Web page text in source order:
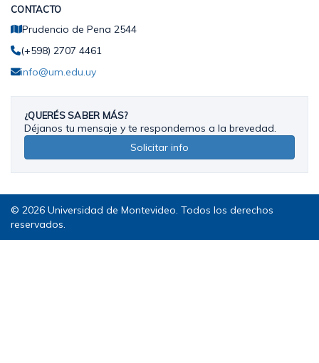
CONTACTO
Prudencio de Pena 2544
(+598) 2707 4461
info@um.edu.uy
¿QUERÉS SABER MÁS?
Déjanos tu mensaje y te respondemos a la brevedad.
Solicitar info
© 2026 Universidad de Montevideo. Todos los derechos
reservados.